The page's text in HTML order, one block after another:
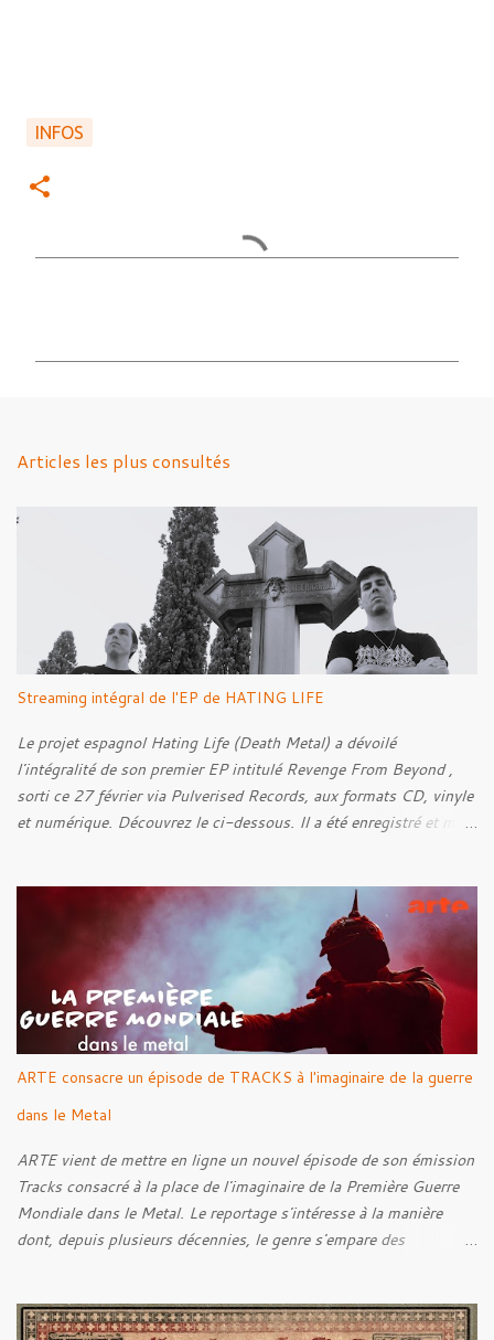
INFOS
Articles les plus consultés
Streaming intégral de l'EP de HATING LIFE
Le projet espagnol Hating Life (Death Metal) a dévoilé
l'intégralité de son premier EP intitulé Revenge From Beyond ,
sorti ce 27 février via Pulverised Records, aux formats CD, vinyle
et numérique. Découvrez le ci-dessous. Il a été enregistré et mixé
Rebellion Against The Vile 05. Revenge From Beyond 06. The
Sense Of Fear
ARTE consacre un épisode de TRACKS à l'imaginaire de la guerre
dans le Metal
ARTE vient de mettre en ligne un nouvel épisode de son émission
Tracks consacré à la place de l'imaginaire de la Première Guerre
Mondiale dans le Metal. Le reportage s'intéresse à la manière
dont, depuis plusieurs décennies, le genre s'empare des
cette réflexion, Tracks est allé à la rencontre de Noise (